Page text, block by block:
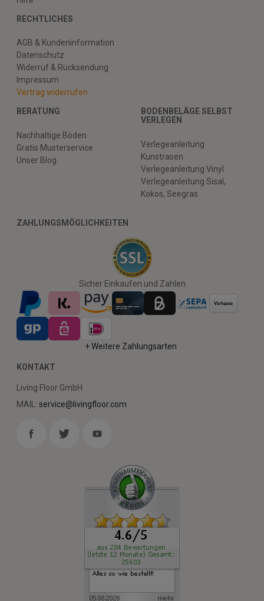
RECHTLICHES
AGB & Kundeninformation
Datenschutz
Widerruf & Rücksendung
Impressum
Vertrag widerrufen
BERATUNG
Nachhaltige Böden
Gratis Musterservice
Unser Blog
BODENBELÄGE SELBST
VERLEGEN
Verlegeanleitung
Kunstrasen
Verlegeanleitung Vinyl
Verlegeanleitung Sisal,
Kokos, Seegras
ZAHLUNGSMÖGLICHKEITEN
Sicher Einkaufen und Zahlen
+ Weitere Zahlungsarten
KONTAKT
Living Floor GmbH
MAIL: service@livingfloor.com